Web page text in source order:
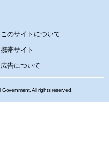
このサイトについて
携帯サイト
広告について
All rights reserved.